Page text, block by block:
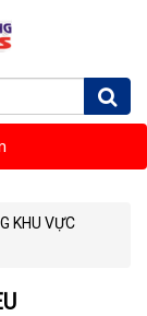
KHU VỰC